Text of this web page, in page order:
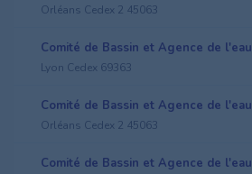
Orléans Cedex 2 45063
Comité de Bassin et Agence de l'eau
Lyon Cedex 69363
Comité de Bassin et Agence de l'eau
Orléans Cedex 2 45063
Comité de Bassin et Agence de l'eau